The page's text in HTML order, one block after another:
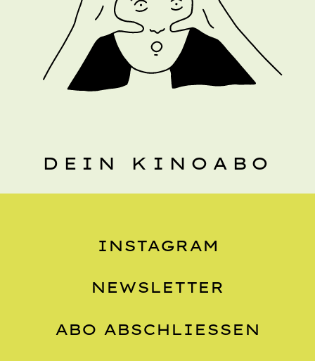
DEIN KINOABO
INSTAGRAM
NEWSLETTER
ABO ABSCHLIESSEN